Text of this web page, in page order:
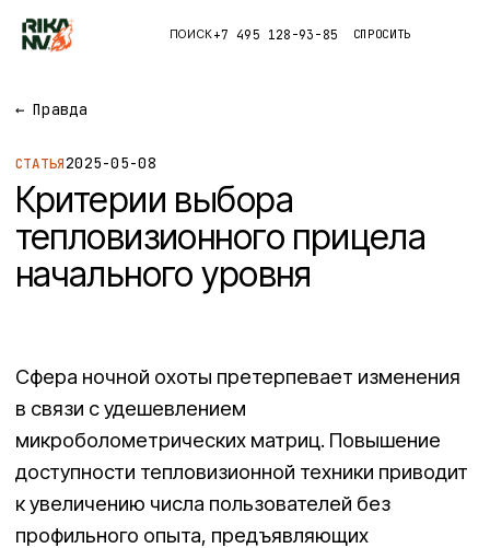
ПОИСК+7 495 128-93-85 СПРОСИТЬ
Каталог
Приложения
Правда
Глоссарий
←Правда
СТАТЬЯ2025-05-08
Критерии выбора
тепловизионного прицела
начального уровня
Сфера ночной охоты претерпевает изменения
в связи с удешевлением
микроболометрических матриц. Повышение
доступности тепловизионной техники приводит
к увеличению числа пользователей без
профильного опыта, предъявляющих